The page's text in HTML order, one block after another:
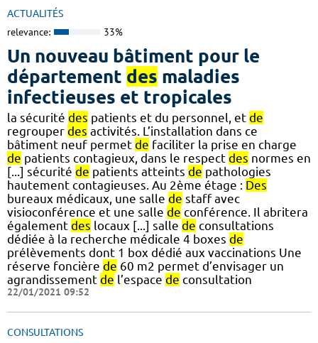
ACTUALITÉS
relevance: 33%
Un nouveau bâtiment pour le
département des maladies
infectieuses et tropicales
la sécurité des patients et du personnel, et de
regrouper des activités. L’installation dans ce
bâtiment neuf permet de faciliter la prise en charge
de patients contagieux, dans le respect des normes en
[...] sécurité de patients atteints de pathologies
hautement contagieuses. Au 2ème étage : Des
bureaux médicaux, une salle de staff avec
visioconférence et une salle de conférence. Il abritera
également des locaux [...] salle de consultations
dédiée à la recherche médicale 4 boxes de
prélèvements dont 1 box dédié aux vaccinations Une
réserve foncière de 60 m2 permet d’envisager un
agrandissement de l’espace de consultation
22/01/2021 09:52
CONSULTATIONS